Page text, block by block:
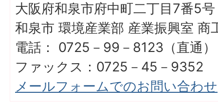
大阪府和泉市府中町二丁目7番5号
和泉市 環境産業部 産業振興室 商
電話： 0725－99－8123（直通）
ファックス：0725－45－9352
メールフォームでのお問い合わせ